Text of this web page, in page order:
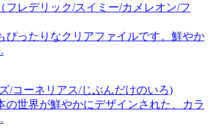
レデリック/スイミー/カメレオン/フ
ぴったりなクリアファイルです。鮮やか
/コーネリアス/じぶんだけのいろ)
の世界が鮮やかにデザインされた、カラ